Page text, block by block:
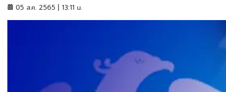
05 ส.ค. 2565 | 13:11 น.